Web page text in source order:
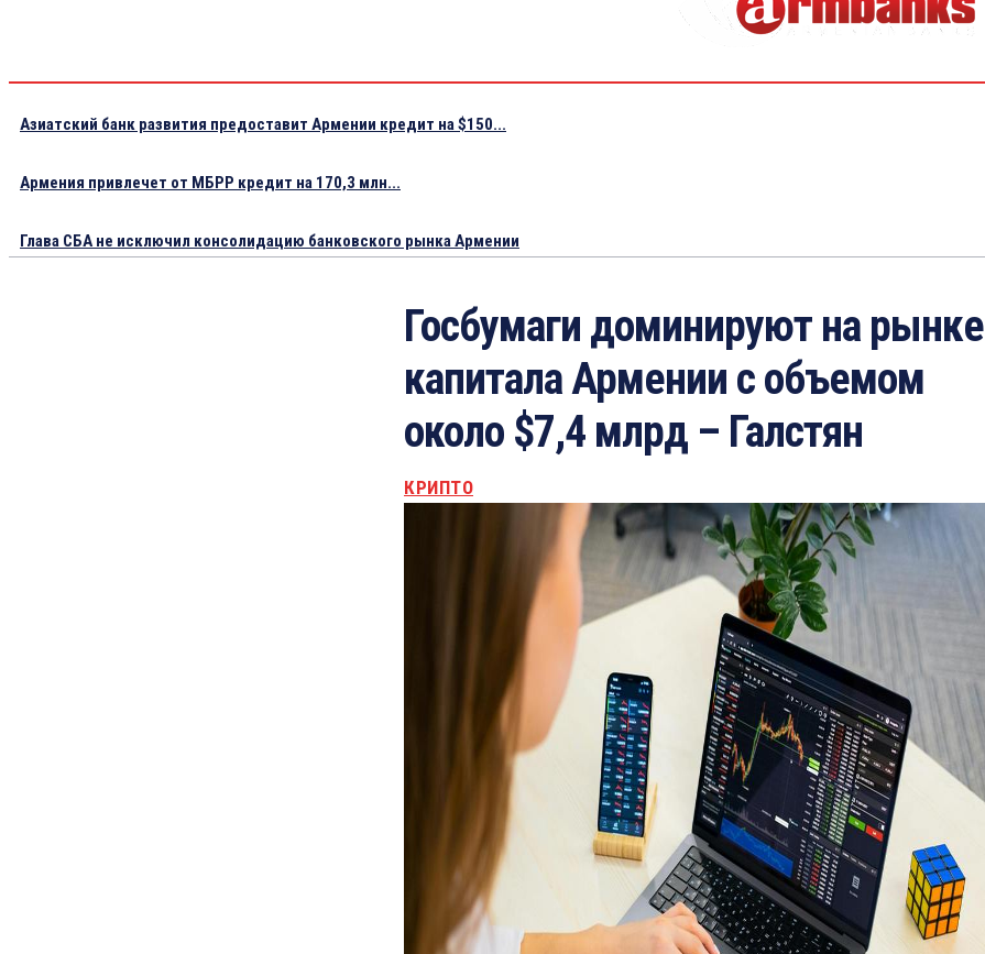
Азиатский банк развития предоставит Армении кредит на $150...
Армения привлечет от МБРР кредит на 170,3 млн...
Глава СБА не исключил консолидацию банковского рынка Армении
Госбумаги доминируют на рынке
капитала Армении с объемом
около $7,4 млрд – Галстян
КРИПТО